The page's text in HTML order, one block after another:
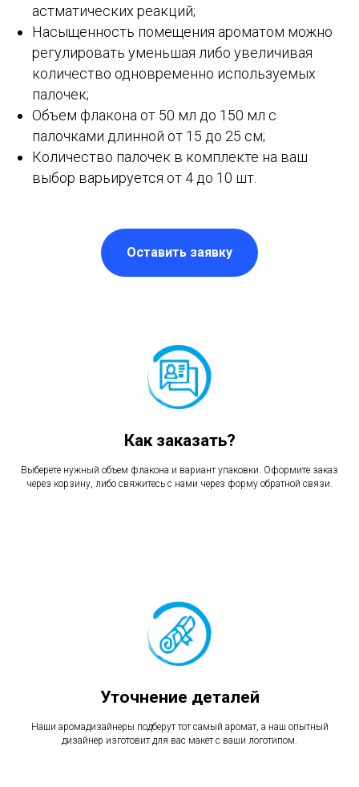
астматических реакций;
Насыщенность помещения ароматом можно
регулировать уменьшая либо увеличивая
количество одновременно используемых
палочек;
Объем флакона от 50 мл до 150 мл с
палочками длинной от 15 до 25 см;
Количество палочек в комплекте на ваш
выбор варьируется от 4 до 10 шт.
Оставить заявку
Как заказать?
Выберете нужный объем флакона и вариант упаковки. Оформите заказ
через корзину, либо свяжитесь с нами через форму обратной связи.
Уточнение деталей
Наши аромадизайнеры подберут тот самый аромат, а наш опытный
дизайнер изготовит для вас макет с ваши логотипом.